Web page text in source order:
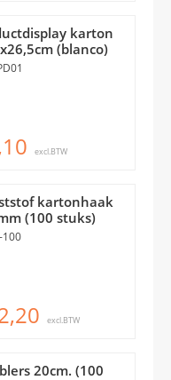
karton
(blanco)
excl.BTW
kartonhaak
(100 stuks)
100
excl.BTW
20cm. (100